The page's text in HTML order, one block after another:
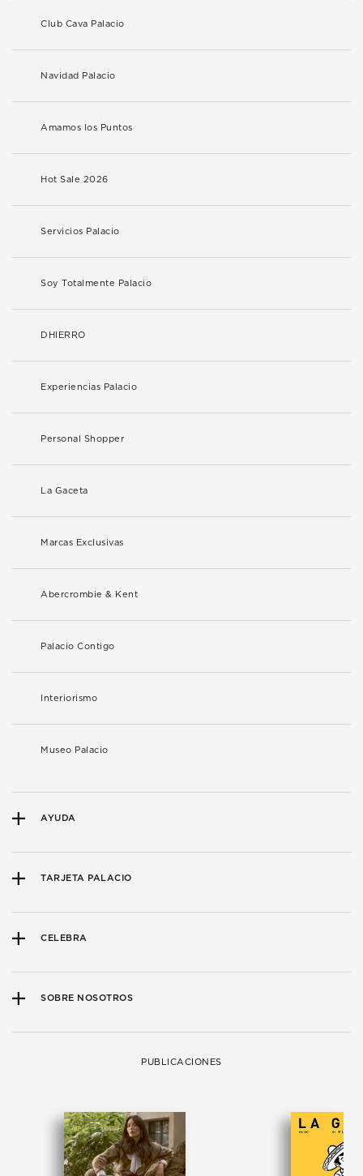
Club Cava Palacio
Navidad Palacio
Amamos los Puntos
Hot Sale 2026
Servicios Palacio
Soy Totalmente Palacio
DHIERRO
Experiencias Palacio
Personal Shopper
La Gaceta
Marcas Exclusivas
Abercrombie & Kent
Palacio Contigo
Interiorismo
Museo Palacio
AYUDA
TARJETA PALACIO
CELEBRA
SOBRE NOSOTROS
PUBLICACIONES